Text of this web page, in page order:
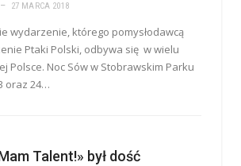
27 MARCA 2018
wydarzenie, którego pomysłodawcą
Ptaki Polski, odbywa się w wielu
Polsce. Noc Sów w Stobrawskim Parku
oraz 24…
Talent!» był dość